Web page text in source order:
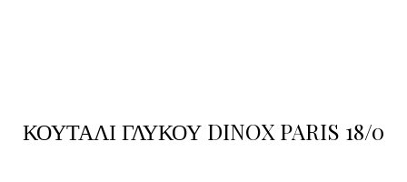
ΚΟΥΤΑΛΙ ΓΛΥΚΟΥ DINOX PARIS 18/0